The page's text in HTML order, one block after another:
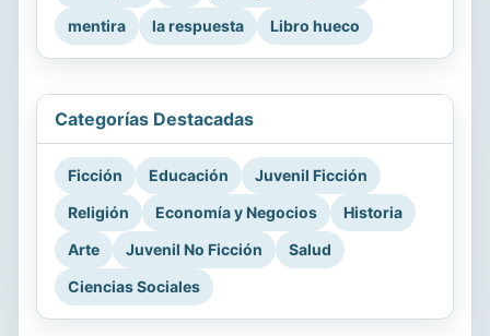
mentira
la respuesta Libro hueco
Categorías Destacadas
Ficción Educación
Juvenil Ficción
Religión
Economía y Negocios
Historia
Arte
Juvenil No Ficción
Salud
Ciencias Sociales